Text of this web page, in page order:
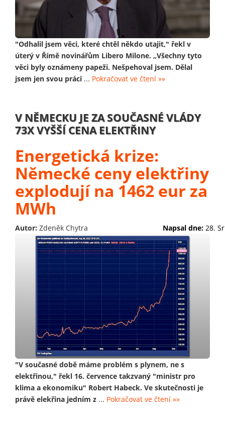
"Odhalil jsem věci, které chtěl někdo utajit," řekl v
úterý v Římě novinářům Libero Milone. „Všechny tyto
věci byly oznámeny papeži. Nešpehoval jsem. Dělal
jsem jen svou práci ... Pokračovat ve čtení »»
V NĚMECKU JE ZA SOUČASNÉ VLÁDY
73X VYŠŠÍ CENA ELEKTŘINY
Energetická krize:
Německé ceny elektřiny
explodují na 1462 eur za
MWh
Autor: Zdeněk Chytra Napsal dne: 28.
"V současné době máme problém s plynem, ne s
elektřinou," řekl 16. července takzvaný "ministr pro
klima a ekonomiku" Robert Habeck. Ve skutečnosti je
právě elekřina jedním z ... Pokračovat ve čtení »»